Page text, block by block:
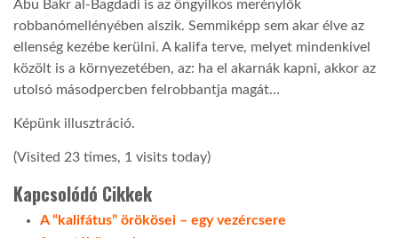
Abu Bakr al-Bagdadi is az öngyilkos merénylők
robbanómellényében alszik. Semmiképp sem akar élve az
ellenség kezébe kerülni. A kalifa terve, melyet mindenkivel
közölt is a környezetében, az: ha el akarnák kapni, akkor az
utolsó másodpercben felrobbantja magát…
Képünk illusztráció.
(Visited 23 times, 1 visits today)
Kapcsolódó Cikkek
A “kalifátus” örökösei – egy vezércsere